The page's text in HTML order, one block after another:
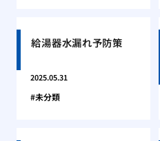
給湯器水漏れ予防策
2025.05.31
未分類